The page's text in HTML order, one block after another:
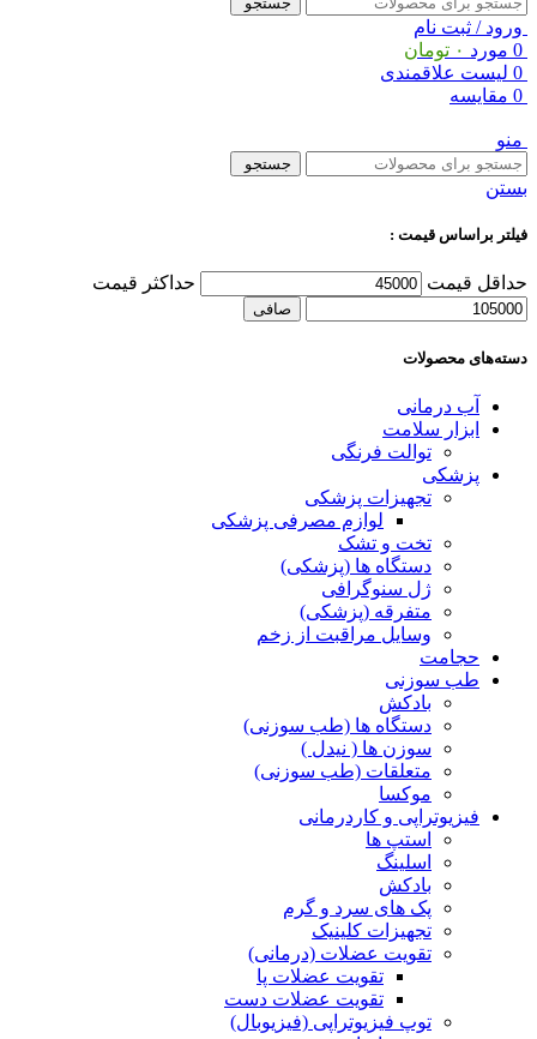
ورود / ثبت نام
0 مورد ۰ تومان
0 لیست علاقمندی
0 مقایسه
منو
جستجو
بستن
فیلتر براساس قیمت :
حداقل قیمت حداكثر قيمت
صافی
دسته‌های محصولات
آب درمانی
ابزار سلامت
توالت فرنگی
پزشکی
تجهیزات پزشکی
لوازم مصرفی پزشکی
تخت و تشک
دستگاه ها (پزشکی)
ژل سنوگرافی
متفرقه (پزشکی)
وسایل مراقبت از زخم
حجامت
طب سوزنی
بادکش
دستگاه ها (طب سوزنی)
سوزن ها ( نیدل )
متعلقات (طب سوزنی)
موکسا
فیزیوتراپی و کاردرمانی
استپ ها
اسلینگ
بادکش
پک های سرد و گرم
تجهیزات کلینیک
تقویت عضلات (درمانی)
تقویت عضلات پا
تقویت عضلات دست
توپ فیزیوتراپی (فیزیوبال)